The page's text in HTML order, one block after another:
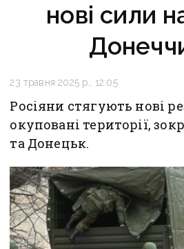
нові сили
23 травня 2025 р., 12:05
Росіяни стягують нові
окуповані території,
та Донецьк.